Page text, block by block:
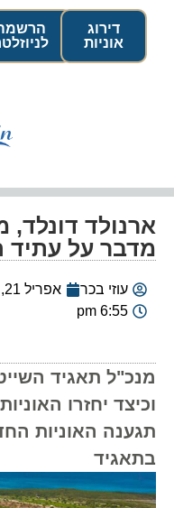
הרשמה
לניוזלטר
דירוג
אוניות
ארנולד דונלד,
מדבר על עתיד
עוזי בכר
אפריל 21, 2020
6:55 pm
מנכ"ל תאגיד השייט
וכיצד יחזרו
בתאגיד